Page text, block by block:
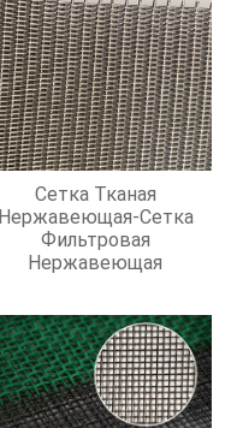
Сетка Тканая
Нержавеющая-Сетка
Фильтровая
Нержавеющая